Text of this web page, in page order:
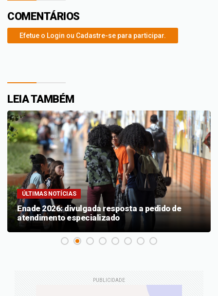
COMENTÁRIOS
Efetue o Login ou Cadastre-se para participar.
LEIA TAMBÉM
ÚLTIMAS NOTÍCIAS
Enade 2026: divulgada resposta a pedido de
atendimento especializado
PUBLICIDADE